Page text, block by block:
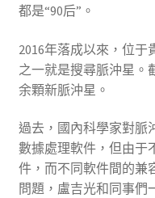
都是“90后”。
2016年落成以來，位于
之一就是搜尋脈沖星。
余顆新脈沖星。
過去，國內科學家對脈
數據處理軟件，但由于
件，而不同軟件間的兼
問題，盧吉光和同事們